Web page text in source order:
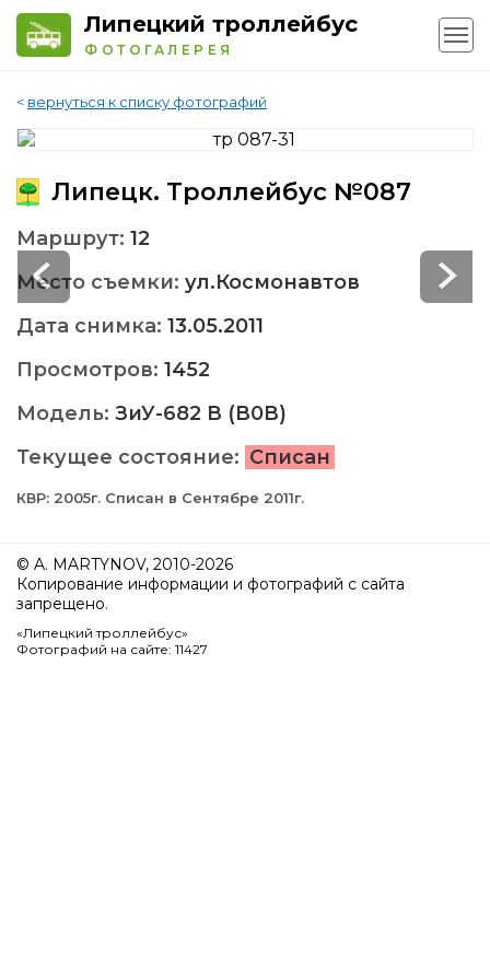
Липецкий троллейбус
ФОТОГАЛЕРЕЯ
< вернуться к списку фотографий
Липецк. Троллейбус №087
Маршрут: 12
Место съемки: ул.Космонавтов
Дата снимка: 13.05.2011
Просмотров: 1452
Модель: ЗиУ-682 В (В0В)
Текущее состояние: Списан
КВР: 2005г. Списан в Сентябре 2011г.
© A. MARTYNOV, 2010-2026
Копирование информации и фотографий с сайта
запрещено.
«Липецкий троллейбус»
Фотографий на сайте: 11427